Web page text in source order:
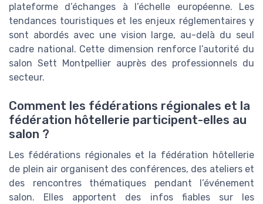
plateforme d’échanges à l’échelle européenne. Les
tendances touristiques et les enjeux réglementaires y
sont abordés avec une vision large, au-delà du seul
cadre national. Cette dimension renforce l’autorité du
salon Sett Montpellier auprès des professionnels du
secteur.
Comment les fédérations régionales et la
fédération hôtellerie participent-elles au
salon ?
Les fédérations régionales et la fédération hôtellerie
de plein air organisent des conférences, des ateliers et
des rencontres thématiques pendant l’événement
salon. Elles apportent des infos fiables sur les